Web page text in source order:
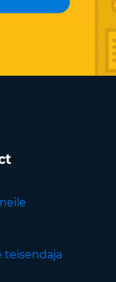
teisendaja